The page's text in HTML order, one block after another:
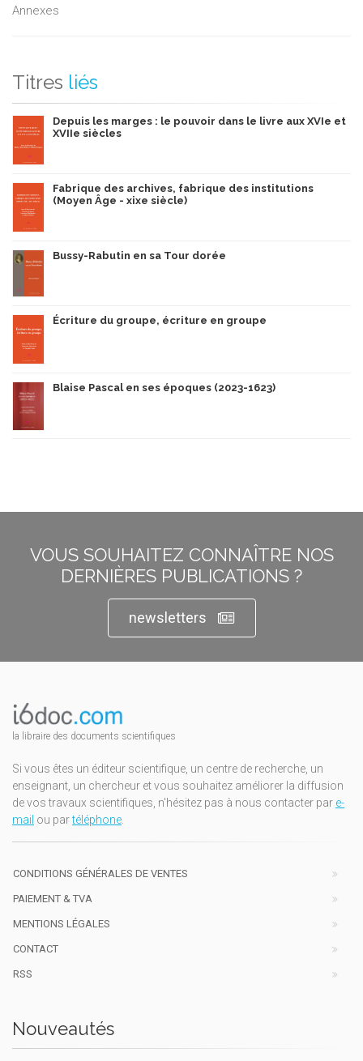
Annexes
Titres liés
Depuis les marges : le pouvoir dans le livre aux XVIe et
XVIIe siècles
Fabrique des archives, fabrique des institutions
(Moyen Âge - xixe siècle)
Bussy-Rabutin en sa Tour dorée
Écriture du groupe, écriture en groupe
Blaise Pascal en ses époques (2023-1623)
VOUS SOUHAITEZ CONNAÎTRE NOS
DERNIÈRES PUBLICATIONS ?
newsletters
la libraire des documents scientifiques
Si vous êtes un éditeur scientifique, un centre de recherche, un
enseignant, un chercheur et vous souhaitez améliorer la diffusion
de vos travaux scientifiques, n'hésitez pas à nous contacter par e-
mail ou partéléphone
CONDITIONS GÉNÉRALES DE VENTES
PAIEMENT & TVA
MENTIONS LÉGALES
CONTACT
RSS
Nouveautés